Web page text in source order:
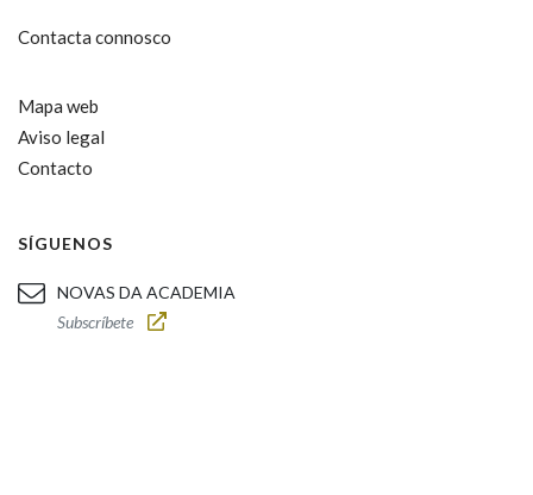
Contacta connosco
Mapa web
Aviso legal
Contacto
SÍGUENOS
NOVAS DA ACADEMIA
Subscríbete